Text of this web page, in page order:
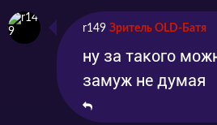
r149 Зритель OLD-Батя
ну за такого
замуж не думая